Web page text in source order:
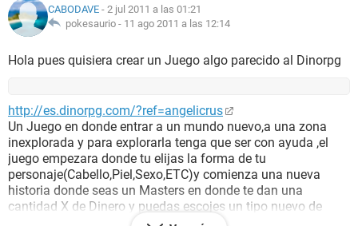
CABODAVE - 2 jul 2011 a las 01:21
pokesaurio - 11 ago 2011 a las 12:14
Hola pues quisiera crear un Juego algo parecido al Dinorpg
http://es.dinorpg.com/?ref=angelicrus
Un Juego en donde entrar a un mundo nuevo,a una zona
inexplorada y para explorarla tenga que ser con ayuda ,el
juego empezara donde tu elijas la forma de tu
personaje(Cabello,Piel,Sexo,ETC)y comienza una nueva
historia donde seas un Masters en donde te dan una
cantidad X de Dinero y puedas escojes un tipo nuevo de
criaturas para que tu puedas criar entonces despues de